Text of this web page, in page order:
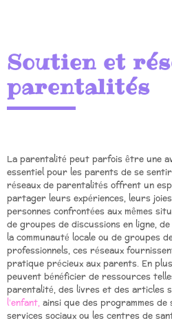
Soutien et
parentalités
La parentalité peut parfois être une
essentiel pour les parents de se
réseaux de parentalités offrent un
partager leurs expériences, leurs
personnes confrontées aux mêmes
de groupes de discussions en ligne,
la communauté locale ou de groupes
professionnels, ces réseaux
pratique précieux aux parents. En
peuvent bénéficier de ressources
parentalité, des livres et des articles
l’enfant, ainsi que des programmes
services sociaux ou les centres de